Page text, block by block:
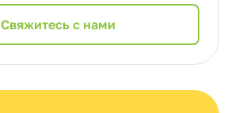
Cвяжитесь с нами